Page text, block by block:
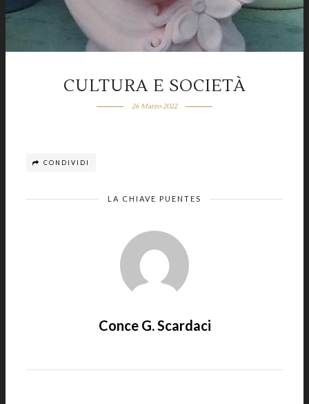
CULTURA E SOCIETÀ
26 Marzo 2022
CONDIVIDI
LA CHIAVE PUENTES
Conce G. Scardaci